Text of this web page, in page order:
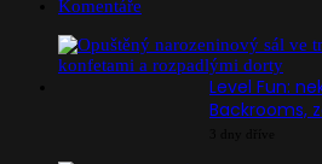
Komentáře
Level Fun:
Backrooms,